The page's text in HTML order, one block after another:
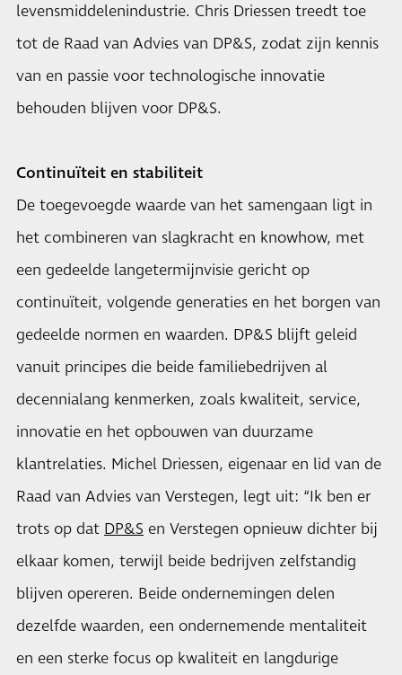
levensmiddelenindustrie. Chris Driessen treedt toe
tot de Raad van Advies van DP&S, zodat zijn kennis
van en passie voor technologische innovatie
behouden blijven voor DP&S.
Continuïteit en stabiliteit
De toegevoegde waarde van het samengaan ligt in
het combineren van slagkracht en knowhow, met
een gedeelde langetermijnvisie gericht op
continuïteit, volgende generaties en het borgen van
gedeelde normen en waarden. DP&S blijft geleid
vanuit principes die beide familiebedrijven al
decennialang kenmerken, zoals kwaliteit, service,
innovatie en het opbouwen van duurzame
klantrelaties. Michel Driessen, eigenaar en lid van de
Raad van Advies van Verstegen, legt uit: “Ik ben er
trots op dat DP&S en Verstegen opnieuw dichter bij
elkaar komen, terwijl beide bedrijven zelfstandig
blijven opereren. Beide ondernemingen delen
dezelfde waarden, een ondernemende mentaliteit
en een sterke focus op kwaliteit en langdurige